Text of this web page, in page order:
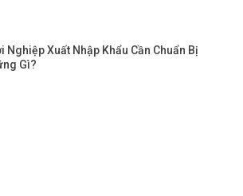
Nghiệp Xuất Nhập Khẩu Cần Chuẩn Bị
Gì?